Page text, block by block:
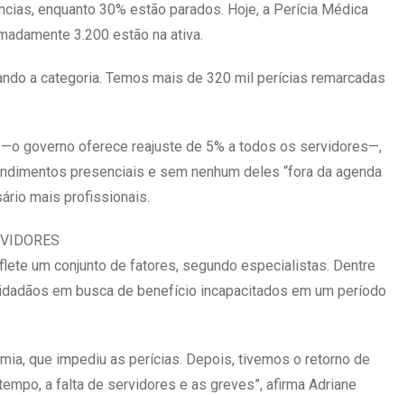
enquanto 30% estão parados. Hoje, a Perícia Médica
3.200 estão na ativa.
a categoria. Temos mais de 320 mil perícias remarcadas
governo oferece reajuste de 5% a todos os servidores—,
presenciais e sem nenhum deles “fora da agenda
mais profissionais.
um conjunto de fatores, segundo especialistas. Dentre
em busca de benefício incapacitados em um período
que impediu as perícias. Depois, tivemos o retorno de
a falta de servidores e as greves”, afirma Adriane